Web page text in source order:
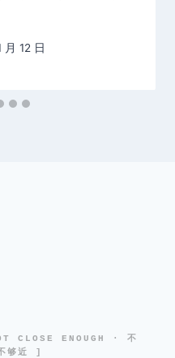
月 12 日
CLOSE ENOUGH · 不
够近 ]